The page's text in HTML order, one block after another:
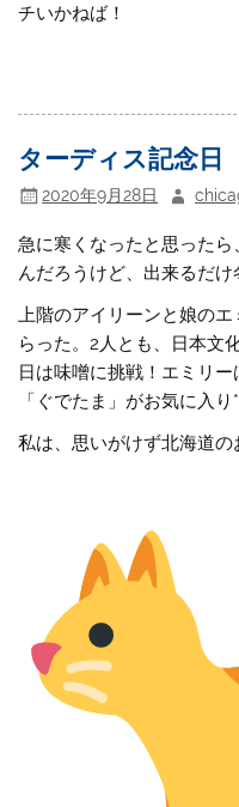
チいかねば！
ターディス記念日
2020年9月28日
急に寒くなったと思った
んだろうけど、出来るだけ
上階のアイリーンと娘の
らった。2人とも、日本文
日は味噌に挑戦！エミリ
「ぐでたま」がお気に入
私は、思いがけず北海道の